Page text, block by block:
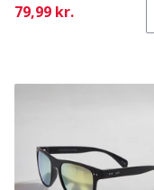
Current
79,99 kr.